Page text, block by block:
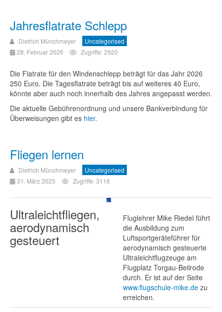
Jahresflatrate Schlepp
Dietrich Münchmeyer
Uncategorised
28. Februar 2026
Zugriffe: 2920
Die Flatrate für den Windenschlepp beträgt für das Jahr 2026
250 Euro. Die Tagesflatrate beträgt bis auf weiteres 40 Euro,
könnte aber auch noch innerhalb des Jahres angepasst werden.
Die aktuelle Gebührenordnung und unsere Bankverbindung für
Überweisungen gibt es hier.
Fliegen lernen
Dietrich Münchmeyer
Uncategorised
31. März 2025
Zugriffe: 3116
Ultraleichtfliegen,
aerodynamisch
gesteuert
Fluglehrer Mike Riedel führt
die Ausbildung zum
Luftsportgeräteführer für
aerodynamisch gesteuerte
Ultraleichtflugzeuge am
Flugplatz Torgau-Beilrode
durch. Er ist auf der Seite
www.flugschule-mike.de zu
erreichen.